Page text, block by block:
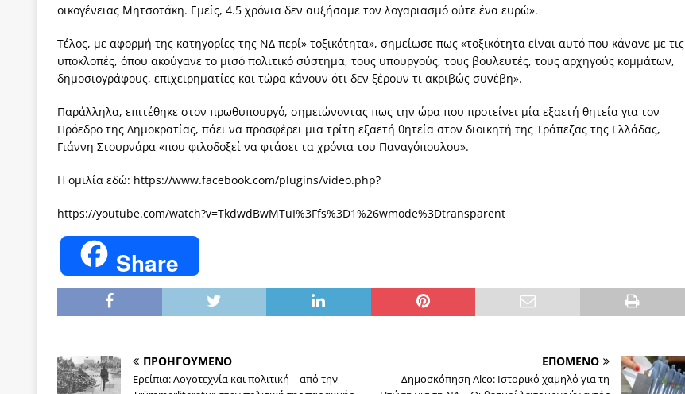
οικογένειας Μητσοτάκη. Εμείς, 4.5 χρόνια δεν αυξήσαμε τον λογαριασμό ούτε ένα ευρώ».
Τέλος, με αφορμή της κατηγορίες της ΝΔ περί» τοξικότητα», σημείωσε πως «τοξικότητα είναι αυτό που κάνανε με τις
υποκλοπές, όπου ακούγανε το μισό πολιτικό σύστημα, τους υπουργούς, τους βουλευτές, τους αρχηγούς κομμάτων,
δημοσιογράφους, επιχειρηματίες και τώρα κάνουν ότι δεν ξέρουν τι ακριβώς συνέβη».
Παράλληλα, επιτέθηκε στον πρωθυπουργό, σημειώνοντας πως την ώρα που προτείνει μία εξαετή θητεία για τον
Πρόεδρο της Δημοκρατίας, πάει να προσφέρει μια τρίτη εξαετή θητεία στον διοικητή της Τράπεζας της Ελλάδας,
Γιάννη Στουρνάρα «που φιλοδοξεί να φτάσει τα χρόνια του Παναγόπουλου».
Η ομιλία εδώ: https://www.facebook.com/plugins/video.php?
https://youtube.com/watch?v=TkdwdBwMTuI%3Ffs%3D1%26wmode%3Dtransparent
Share
ΠΡΟΗΓΟΥΜΕΝΟ
Ερείπια: Λογοτεχνία και πολιτική – από την
ΕΠΟΜΕΝΟ
Δημοσκόπηση Alco: Ιστορικό χαμηλό για τη